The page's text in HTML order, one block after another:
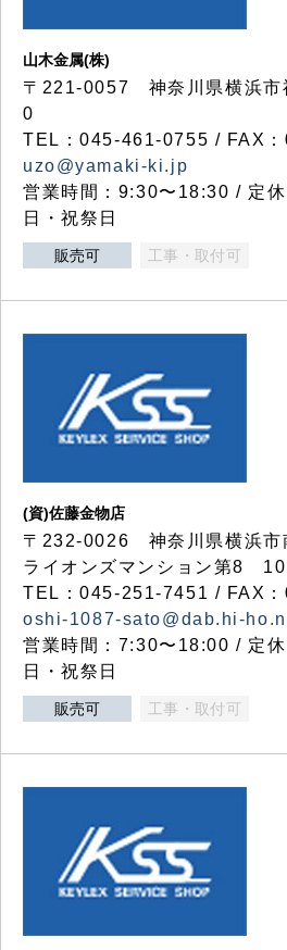
山木金属(株)
〒221-0057 神奈川県横浜市
0
TEL：045-461-0755 / FAX
uzo@yamaki-ki.jp
営業時間：9:30〜18:30 / 定
日・祝祭日
販売可 工事・取付可
(資)佐藤金物店
〒232-0026 神奈川県横浜
ライオンズマンション第8
TEL：045-251-7451 / FAX
oshi-1087-sato@dab.hi-
営業時間：7:30〜18:00 / 定
日・祝祭日
販売可 工事・取付可